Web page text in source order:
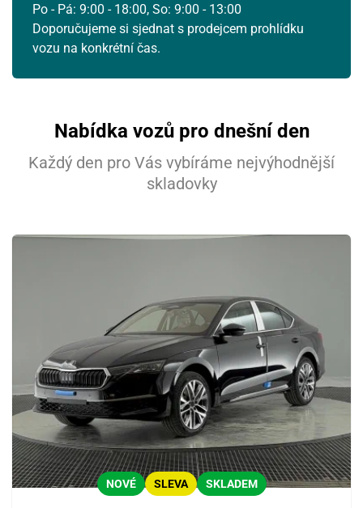
Po - Pá: 9:00 - 18:00, So: 9:00 - 13:00
Doporučujeme si sjednat s prodejcem prohlídku
vozu na konkrétní čas.
Nabídka vozů pro dnešní den
Každý den pro Vás vybíráme nejvýhodnější
skladovky
NOVÉ SLEVA SKLADEM